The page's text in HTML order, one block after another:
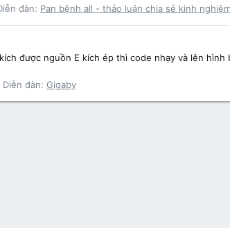
đàn: Pan bệnh all - thảo luận chia sẻ kinh
được nguồn E kích ép thì code nhạy và lên
Diễn đàn: Gigaby